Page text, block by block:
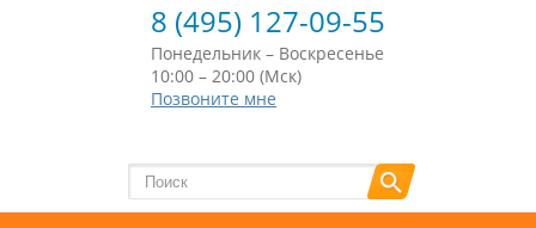
8 (495) 127-09-55
Понедельник – Воскресенье
10:00 – 20:00 (Мск)
Позвоните мне